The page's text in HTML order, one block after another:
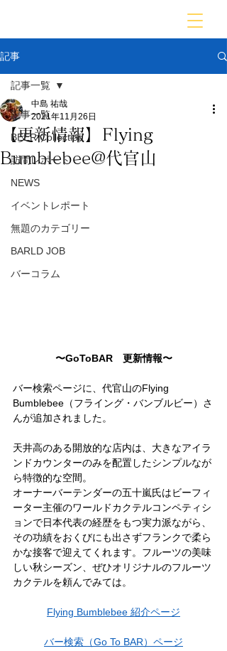
記事
記事一覧
BEER Collection
訪問レポート
NEWS
イベントレポート
無題のカテゴリー
BARLD JOB
バーコラム
記事一覧
【更新情報】Flying
Bumblebee@代官山
中島 祐哉
2021年11月26日
〜GoToBAR　更新情報〜
バー検索ページに、代官山のFlying
Bumblebee（フライング・バンブルビー）さ
んが追加されました。
天井高のある開放的な店内は、大きなアイラ
ンドカウンターのみを配置したシンプルなが
ら特徴的な空間。
オーナーバーテンダーの五十嵐氏はビーフィ
ーター主催のワールドカクテルコンペティシ
ョンで日本代表の経歴をもつ実力派ながら、
その功績をおくびにも出さずフランクで柔ら
かな接客で迎えてくれます。フルーツの美味
しい秋シーズン、ぜひオリジナルのフルーツ
カクテルを頼んでみては。
Flying Bumblebee 紹介ページ
バー検索（Go To BAR）ページ